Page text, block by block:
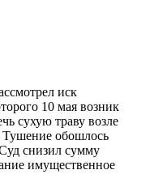
иск
10 мая возник
сухую траву возле
Тушение обошлось
снизил сумму
имущественное